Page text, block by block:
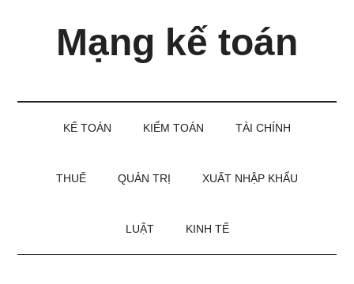
Mạng kế toán
KẾ TOÁN KIỂM TOÁN TÀI CHÍNH
THUẾ QUẢN TRỊ XUẤT NHẬP KHẨU
LUẬT KINH TẾ